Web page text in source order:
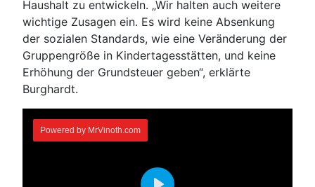
Haushalt zu entwickeln. „Wir halten auch weitere
wichtige Zusagen ein. Es wird keine Absenkung
der sozialen Standards, wie eine Veränderung der
Gruppengröße in Kindertagesstätten, und keine
Erhöhung der Grundsteuer geben“, erklärte
Burghardt.